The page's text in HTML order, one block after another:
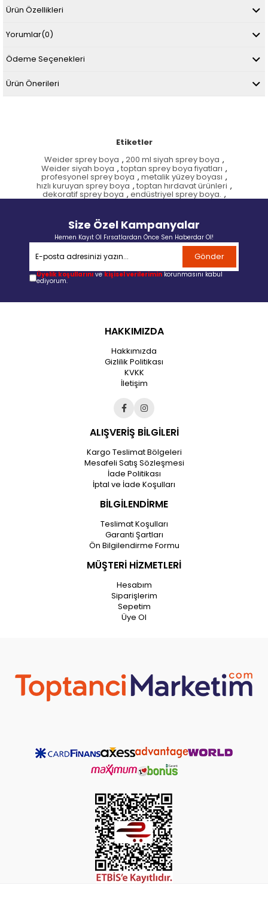
Ürün Özellikleri
Yorumlar(0)
Ödeme Seçenekleri
Ürün Önerileri
Etiketler
Weider sprey boya , 200 ml siyah sprey boya ,
Weider siyah boya , toptan sprey boya fiyatları ,
profesyonel sprey boya , metalik yüzey boyası ,
hızlı kuruyan sprey boya , toptan hırdavat ürünleri ,
dekoratif sprey boya , endüstriyel sprey boya. ,
Size Özel Kampanyalar
Hemen Kayıt Ol Fırsatlardan Önce Sen Haberdar Ol!
Gönder
Üyelik koşullarını ve kişisel verilerimin korunmasını kabul
ediyorum.
HAKKIMIZDA
Hakkımızda
Gizlilik Politikası
KVKK
İletişim
ALIŞVERİŞ BİLGİLERİ
Kargo Teslimat Bölgeleri
Mesafeli Satış Sözleşmesi
İade Politikası
İptal ve İade Koşulları
BİLGİLENDİRME
Teslimat Koşulları
Garanti Şartları
Ön Bilgilendirme Formu
MÜŞTERİ HİZMETLERİ
Hesabım
Siparişlerim
Sepetim
Üye Ol